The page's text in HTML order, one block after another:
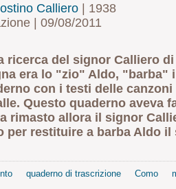
Calliero| 1938
| 09/08/2011
ricerca del signor Calliero
era lo "zio" Aldo, "barba"
con i testi delle canzoni
Questo quaderno aveva
rimasto allora il signor
per restituire a barba Aldo il
quaderno di trascrizione Como